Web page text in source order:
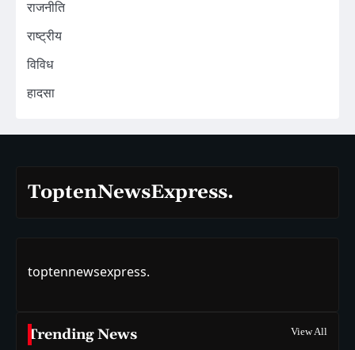
राजनीति
राष्ट्रीय
विविध
हादसा
ToptenNewsExpress.
toptennewsexpress.
Trending News View All